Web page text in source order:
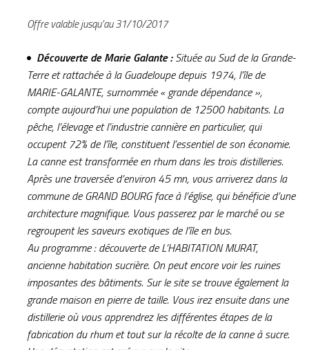
Offre valable jusqu’au 31/10/2017
Découverte de Marie Galante :Située au Sud de la Grande-
Terre et rattachée à la Guadeloupe depuis 1974, l’île de
MARIE-GALANTE, surnommée « grande dépendance »,
compte aujourd’hui une population de 12500 habitants. La
pêche, l’élevage et l’industrie cannière en particulier, qui
occupent 72% de l’île, constituent l’essentiel de son économie.
La canne est transformée en rhum dans les trois distilleries.
Après une traversée d’environ 45 mn, vous arriverez dans la
commune de GRAND BOURG face à l’église, qui bénéficie d’une
architecture magnifique. Vous passerez par le marché ou se
regroupent les saveurs exotiques de l’île en bus.
Au programme : découverte de L’HABITATION MURAT,
ancienne habitation sucrière. On peut encore voir les ruines
imposantes des bâtiments. Sur le site se trouve également la
grande maison en pierre de taille. Vous irez ensuite dans une
distillerie où vous apprendrez les différentes étapes de la
fabrication du rhum et tout sur la récolte de la canne à sucre.